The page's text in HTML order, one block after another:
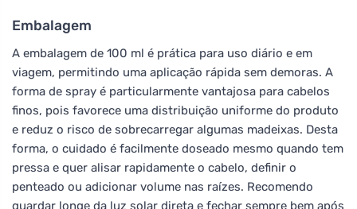
Embalagem
A embalagem de 100 ml é prática para uso diário e em
viagem, permitindo uma aplicação rápida sem demoras. A
forma de spray é particularmente vantajosa para cabelos
finos, pois favorece uma distribuição uniforme do produto
e reduz o risco de sobrecarregar algumas madeixas. Desta
forma, o cuidado é facilmente doseado mesmo quando tem
pressa e quer alisar rapidamente o cabelo, definir o
penteado ou adicionar volume nas raízes. Recomendo
guardar longe da luz solar direta e fechar sempre bem após